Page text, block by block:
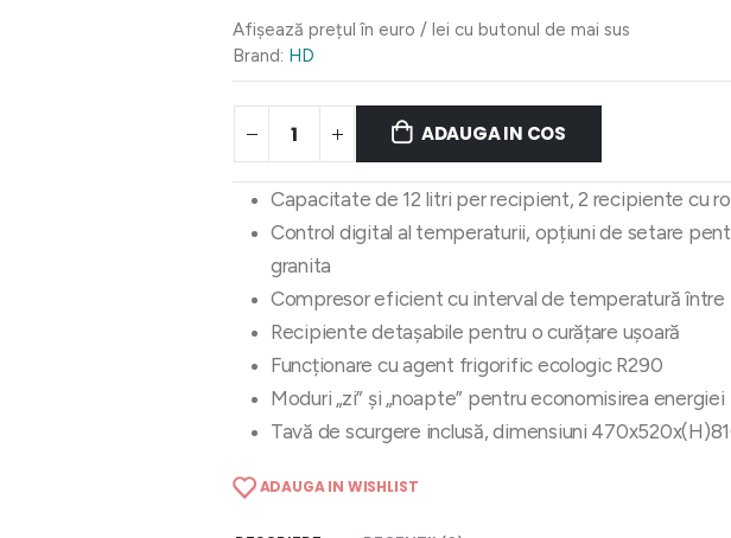
Afișează prețul în euro / lei cu butonul de mai sus
Brand: HD
ADAUGA IN COS
Capacitate de 12 litri per recipient, 2 recipiente cu
Control digital al temperaturii, opțiuni de setare
granita
Compresor eficient cu interval de temperatură între
Recipiente detașabile pentru o curățare ușoară
Funcționare cu agent frigorific ecologic R290
Moduri „zi” și „noapte” pentru economisirea energiei
Tavă de scurgere inclusă, dimensiuni
ADAUGA IN WISHLIST